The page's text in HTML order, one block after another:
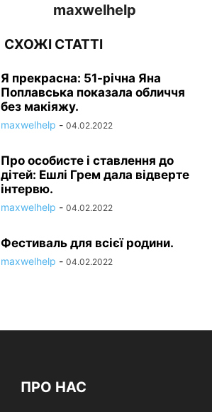
maxwelhelp
СХОЖІ СТАТТІ
Я прекрасна: 51-річна Яна
Поплавська показала обличчя
без макіяжу.
maxwelhelp - 04.02.2022
Про особисте і ставлення до
дітей: Ешлі Грем дала відверте
інтервю.
maxwelhelp - 04.02.2022
Фестиваль для всієї родини.
maxwelhelp - 04.02.2022
ПРО НАС